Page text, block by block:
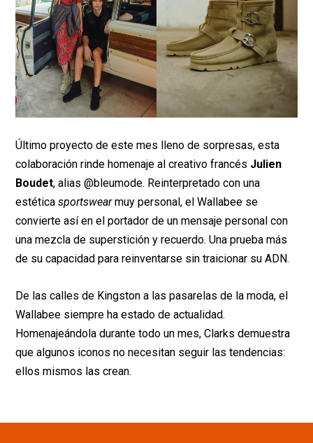
Último proyecto de este mes lleno de sorpresas, esta
colaboración rinde homenaje al creativo francés Julien
Boudet, alias @bleumode. Reinterpretado con una
estéticasportswearmuy personal, el Wallabee se
convierte así en el portador de un mensaje personal con
una mezcla de superstición y recuerdo. Una prueba más
de su capacidad para reinventarse sin traicionar su ADN.
De las calles de Kingston a las pasarelas de la moda, el
Wallabee siempre ha estado de actualidad.
Homenajeándola durante todo un mes, Clarks demuestra
que algunos iconos no necesitan seguir las tendencias:
ellos mismos las crean.